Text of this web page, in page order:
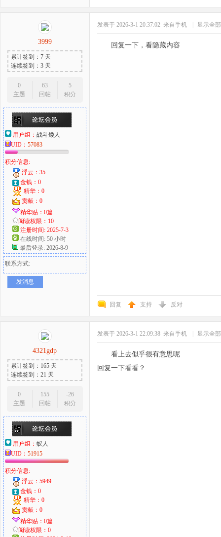
3999
累计签到：7 天
连续签到：3 天
0
主题
63
回帖
5
积分
用户组： 战斗矮人
UID： 57083
积分信息:
浮云：35
金钱：0
精华：0
贡献：0
精华贴：0篇
阅读权限：10
注册时间: 2025-7-3
在线时间: 50 小时
最后登录: 2026-8-9
联系方式:
发消息
发表于 2026-3-1 20:37:02 来自手机 显示全
回复一下，看隐藏内容
回复 支持 反对
4321gdp
累计签到：165 天
连续签到：21 天
0
主题
155
回帖
-26
积分
用户组： 蚁人
UID： 51915
积分信息:
浮云：5949
金钱：0
精华：0
贡献：0
精华贴：0篇
阅读权限：0
发表于 2026-3-1 22:09:38 来自手机 显示全
看上去似乎很有意思呢
回复一下看看？